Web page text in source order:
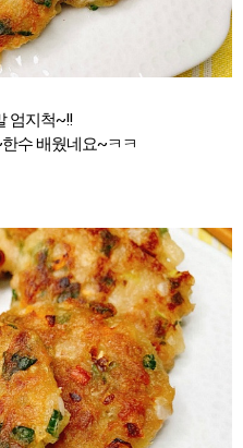
엄지척~!!
수 배웠네요~ㅋㅋ